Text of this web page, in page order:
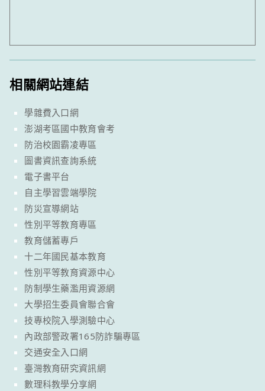
相關網站連結
學雜費入口網
澎湖考區國中教育會考
防治校園霸凌專區
圖書資訊查詢系統
電子書平台
自主學習雲端學院
防災宣導網站
性別平等教育專區
教育儲蓄專戶
十二年國民基本教育
性別平等教育資源中心
防制學生藥濫用資源網
大學招生委員會聯合會
技專校院入學測驗中心
內政部警政署165防詐騙專區
交通安全入口網
臺灣教育研究資訊網
數理科教學分享網